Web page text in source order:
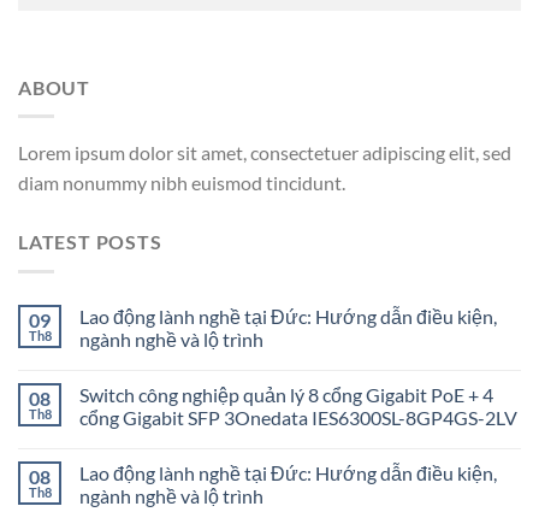
ABOUT
Lorem ipsum dolor sit amet, consectetuer adipiscing elit, sed
diam nonummy nibh euismod tincidunt.
LATEST POSTS
09
Th8
Lao động lành nghề tại Đức: Hướng dẫn điều kiện,
ngành nghề và lộ trình
08
Th8
Switch công nghiệp quản lý 8 cổng Gigabit PoE + 4
cổng Gigabit SFP 3Onedata IES6300SL-8GP4GS-2LV
08
Th8
Lao động lành nghề tại Đức: Hướng dẫn điều kiện,
ngành nghề và lộ trình